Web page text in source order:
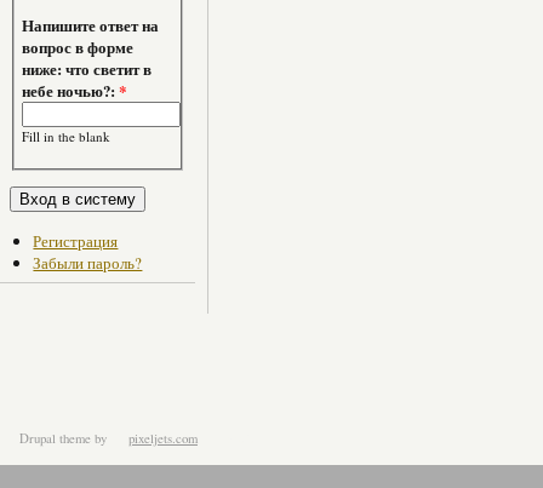
Напишите ответ на
вопрос в форме
ниже: что светит в
небе ночью?:*
Fill in the blank
Регистрация
Забыли пароль?
Drupal theme by pixeljets.com